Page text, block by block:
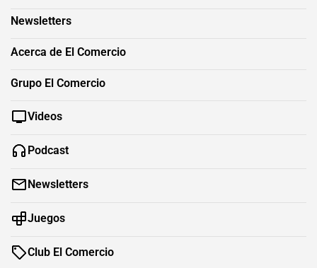
Newsletters
Acerca de El Comercio
Grupo El Comercio
Videos
Podcast
Newsletters
Juegos
Club El Comercio